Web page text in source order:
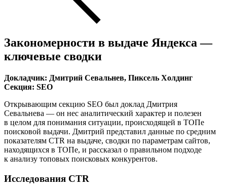
Закономерности в выдаче Яндекса —
ключевые сводки
Докладчик: Дмитрий Севальнев, Пиксель Холдинг
Секция: SEO
Открывающим секцию SEO был доклад Дмитрия
Севальнева — он нес аналитический характер и полезен
в целом для понимания ситуации, происходящей в ТОПе
поисковой выдачи. Дмитрий представил данные по средним
показателям CTR на выдаче, сводки по параметрам сайтов,
находящихся в ТОПе, и рассказал о правильном подходе
к анализу топовых поисковых конкурентов.
Исследования CTR